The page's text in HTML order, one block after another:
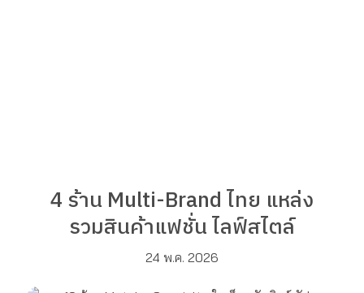
4 ร้าน Multi-Brand ไทย แหล่ง
รวมสินค้าแฟชั่น ไลฟ์สไตล์
24 พ.ค. 2026